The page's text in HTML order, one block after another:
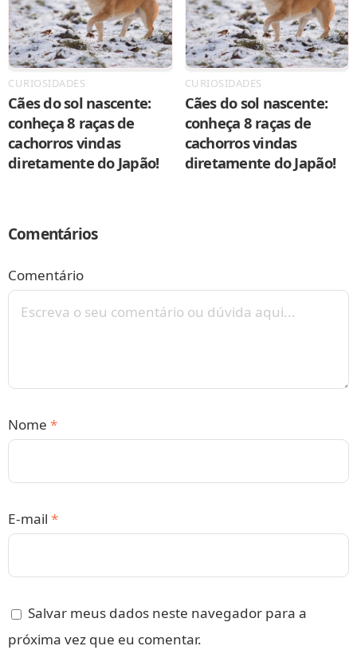
CURIOSIDADES
Cães do sol nascente:
conheça 8 raças de
cachorros vindas
diretamente do Japão!
CURIOSIDADES
Cães do sol nascente:
conheça 8 raças de
cachorros vindas
diretamente do Japão!
Comentários
Comentário
Nome *
E-mail *
Salvar meus dados neste navegador para a
próxima vez que eu comentar.